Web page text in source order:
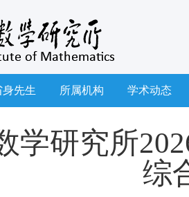
先生 所属机构 学术动态
学研究所
综